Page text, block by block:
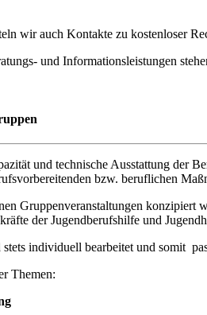
wir auch Kontakte zu kostenloser
und Informationsleistungen
und technische Ausstattung der
bzw. beruflichen
Gruppenveranstaltungen
der Jugendberufshilfe und
individuell bearbeitet und somit
Themen: